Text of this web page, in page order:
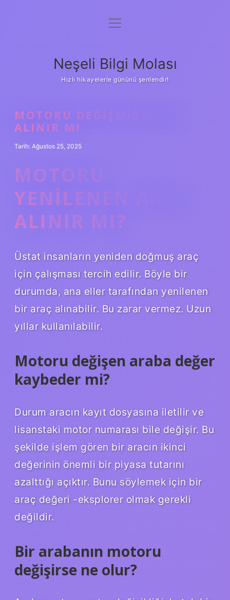
Anasayfa
Yasal Uyarı
menüyü
Neşeli Bilgi Molası
Hızlı hikayelerle gününü şenlendir!
MOTORU DEĞIŞMIŞ ARAÇ
ALINIR MI
Tarih: Ağustos 25, 2025
MOTORU
YENILENEN ARAÇ
ALINIR MI?
Üstat insanların yeniden doğmuş araç
için çalışması tercih edilir. Böyle bir
durumda, ana eller tarafından yenilenen
bir araç alınabilir. Bu zarar vermez. Uzun
yıllar kullanılabilir.
Motoru değişen araba değer
kaybeder mi?
Durum aracın kayıt dosyasına iletilir ve
lisanstaki motor numarası bile değişir. Bu
şekilde işlem gören bir aracın ikinci
değerinin önemli bir piyasa tutarını
azalttığı açıktır. Bunu söylemek için bir
araç değeri -eksplorer olmak gerekli
değildir.
Bir arabanın motoru
değişirse ne olur?